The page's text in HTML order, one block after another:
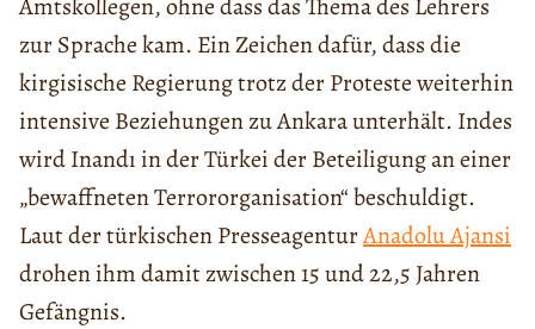
zur Sprache kam. Ein Zeichen dafür, dass die
kirgisische Regierung trotz der Proteste weiterhin
intensive Beziehungen zu Ankara unterhält. Indes
wird Inandı in der Türkei der Beteiligung an einer
„bewaffneten Terrororganisation“ beschuldigt.
Laut der türkischen PresseagenturAnadolu Ajansi
drohen ihm damit zwischen 15 und 22,5 Jahren
Gefängnis.